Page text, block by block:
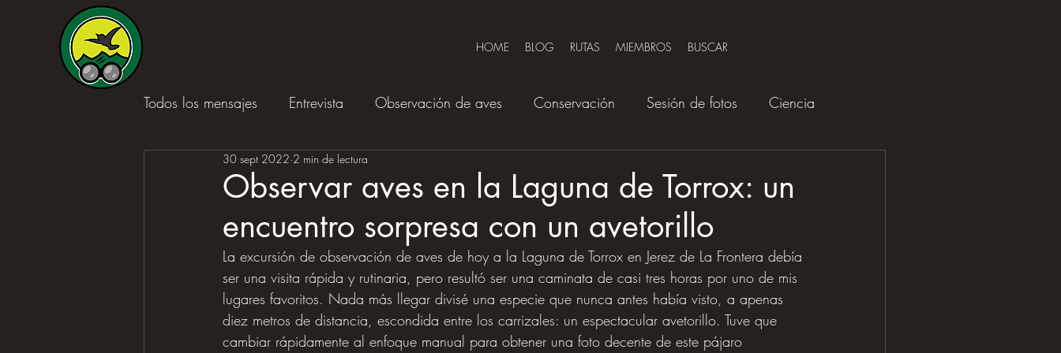
HOME BLOG RUTAS MIEMBROS BUSCAR
Todos los mensajes Entrevista Observación de aves Conservación Sesión de fotos Ciencia
Reseña de libro
Observar aves en la Laguna de Torrox: un
encuentro sorpresa con un avetorillo
30 sept 2022 2 min de lectura
La excursión de observación de aves de hoy a la Laguna de Torrox en Jerez de La Frontera debía
ser una visita rápida y rutinaria, pero resultó ser una caminata de casi tres horas por uno de mis
lugares favoritos. Nada más llegar divisé una especie que nunca antes había visto, a apenas
diez metros de distancia, escondida entre los carrizales: un espectacular avetorillo. Tuve que
cambiar rápidamente al enfoque manual para obtener una foto decente de este pájaro